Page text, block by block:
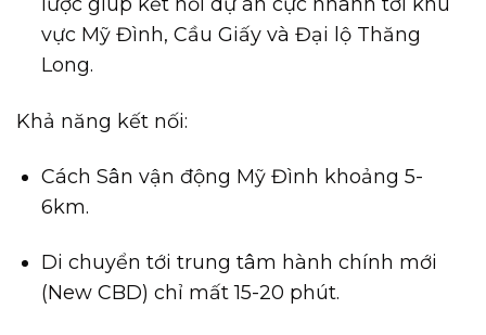
vực Mỹ Đình, Cầu Giấy và Đại lộ Thăng
Long.
Khả năng kết nối:
Cách Sân vận động Mỹ Đình khoảng 5-
6km.
Di chuyển tới trung tâm hành chính mới
(New CBD) chỉ mất 15-20 phút.